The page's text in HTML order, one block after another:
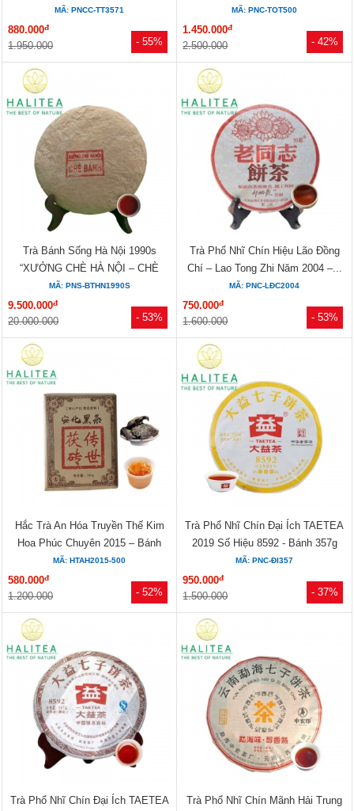
- 55%
–...
MÃ: PNCC-TT3571
880.000đ
1.950.000 - 42%
MÃ: PNC-TOT500
1.450.000đ
2.500.000
- 53%
Trà Bánh Sống Hà Nội 1990s
“XƯỞNG CHÈ HÀ NỘI – CHÈ
BÁNH”...
MÃ: PNS-BTHN1990S
9.500.000đ
20.000.000 - 53%
Trà Phổ Nhĩ Chín Hiệu Lão Đồng
Chí – Lao Tong Zhi Năm 2004 –...
MÃ: PNC-LĐC2004
750.000đ
1.600.000
- 52%
Hắc Trà An Hóa Truyền Thế Kim
Hoa Phúc Chuyên 2015 – Bánh
500g
MÃ: HTAH2015-500
580.000đ
1.200.000 - 37%
Trà Phổ Nhĩ Chín Đại Ích TAETEA
2019 Số Hiệu 8592 - Bánh 357g
MÃ: PNC-ĐI357
950.000đ
1.500.000
Trà Phổ Nhĩ Chín Đại Ích TAETEA
Trà Phổ Nhĩ Chín Mãnh Hải Trung